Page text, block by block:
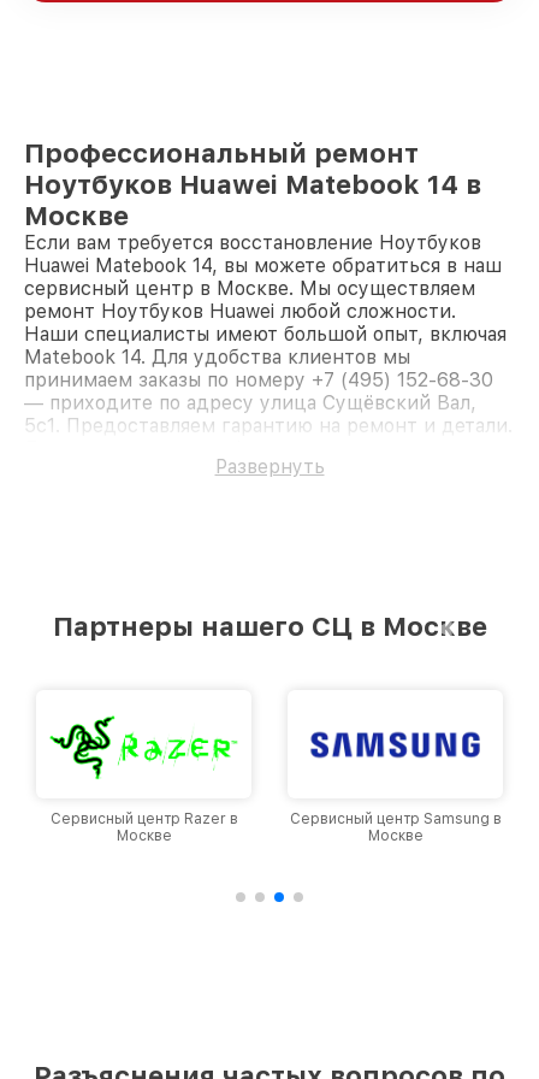
Профессиональный ремонт
Ноутбуков Huawei Matebook 14 в
Москве
Если вам требуется восстановление Ноутбуков
Huawei Matebook 14, вы можете обратиться в наш
сервисный центр в Москве. Мы осуществляем
ремонт Ноутбуков Huawei любой сложности.
Наши специалисты имеют большой опыт, включая
Matebook 14. Для удобства клиентов мы
принимаем заказы по номеру +7 (495) 152-68-30
— приходите по адресу улица Сущёвский Вал,
5с1. Предоставляем гарантию на ремонт и детали.
Развернуть
Партнеры нашего СЦ в Москве
Сервисный центр Samsung в
Москве
Сервисный центр Irbis в
Москве